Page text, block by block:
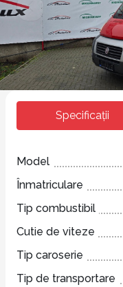
Specificații
Model
Înmatriculare
Tip combustibil
Cutie de viteze
Tip caroserie
Tip de transportare